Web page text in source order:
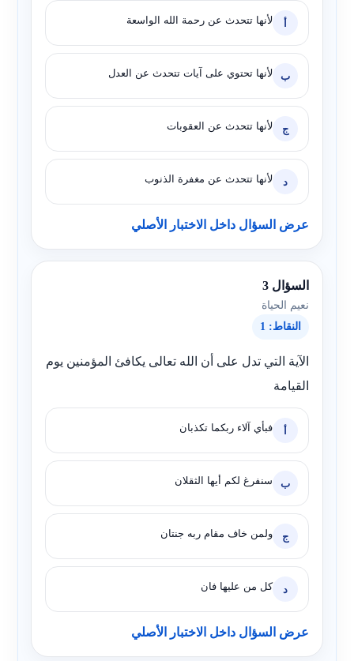
أ لأنها تتحدث عن رحمة الله الواسعة
ب لأنها تحتوي على آيات تتحدث عن العدل
ج لأنها تتحدث عن العقوبات
د لأنها تتحدث عن مغفرة الذنوب
عرض السؤال داخل الاختبار الأصلي
السؤال 3
نعيم الحياة
النقاط: 1
الآية التي تدل على أن الله تعالى يكافئ المؤمنين يوم
القيامة
أ فبأي آلاء ربكما تكذبان
ب سنفرغ لكم أيها الثقلان
ج ولمن خاف مقام ربه جنتان
د كل من عليها فان
عرض السؤال داخل الاختبار الأصلي